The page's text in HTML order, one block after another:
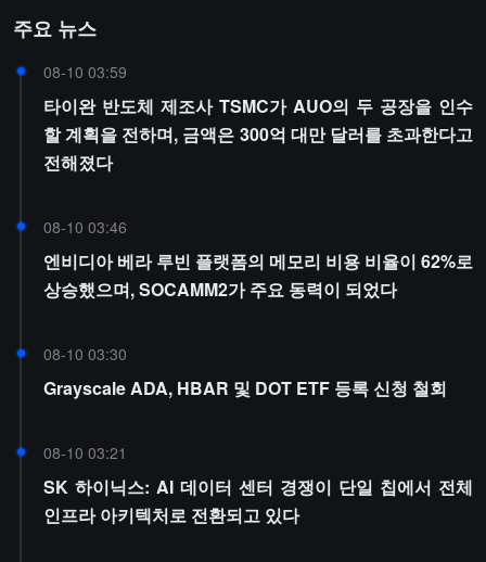
주요 뉴스
08-10 03:59
타이완 반도체 제조사 TSMC가 AUO의 두 공장을 인수
할 계획을 전하며, 금액은 300억 대만 달러를 초과한다고
전해졌다
08-10 03:46
엔비디아 베라 루빈 플랫폼의 메모리 비용 비율이 62%로
상승했으며, SOCAMM2가 주요 동력이 되었다
08-10 03:30
Grayscale ADA, HBAR 및 DOT ETF 등록 신청 철회
08-10 03:21
SK 하이닉스: AI 데이터 센터 경쟁이 단일 칩에서 전체
인프라 아키텍처로 전환되고 있다